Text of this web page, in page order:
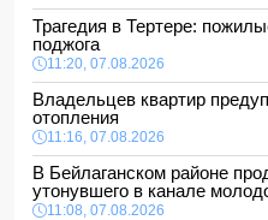
Трагедия в Тертере:
поджога
11:20, 07.08.2026
Владельцев квартир
отопления
11:16, 07.08.2026
В Бейлаганском районе
утонувшего в канале
11:08, 07.08.2026